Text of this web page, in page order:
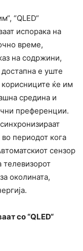
“QLED“
испорака на
време,
на содржини,
достапна е уште
корисниците ќе им
средина и
преференции.
периодот кога
сензор
телевизорот
околината,
со “QLED“